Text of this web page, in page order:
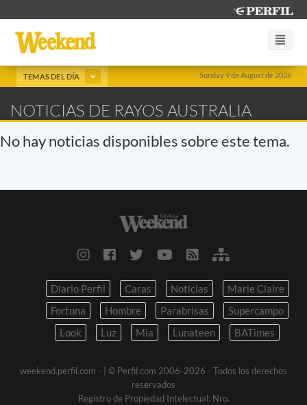
Sunday 9 de August de 2026
TEMAS DEL DÍA
NOTICIAS DE RAYOS AUSTRALIA
No hay noticias disponibles sobre este tema.
Diario Perfil Caras Noticias
Marie Claire
Fortuna
Hombre Parabrisas
Supercampo
Look
Luz Mia Lunateen BATimes
weekend.perfil.com -
| © Perfil.com 2006-2026 - Todos los derechos
reservados
Registro de Propiedad Intelectual: Nro.